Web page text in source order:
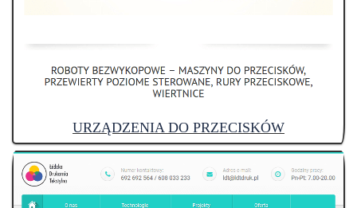
URZĄDZENIA DO PRZECISKÓW